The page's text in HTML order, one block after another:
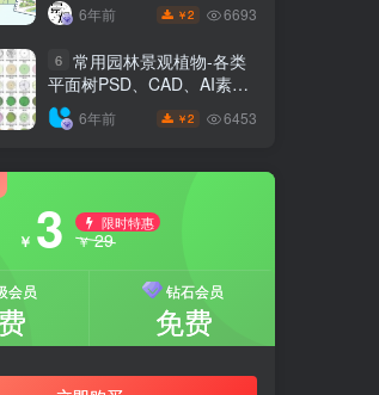
6年前 ￥2 6693
6 常用园林景观植物-各类
平面树PSD、CAD、AI素材
线稿
6年前 ￥2 6453
￥ 3 限时特惠
￥29
会员 钻石会员
免费